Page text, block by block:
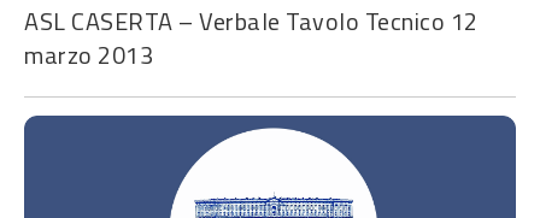
ASL CASERTA – Verbale Tavolo Tecnico 12
marzo 2013